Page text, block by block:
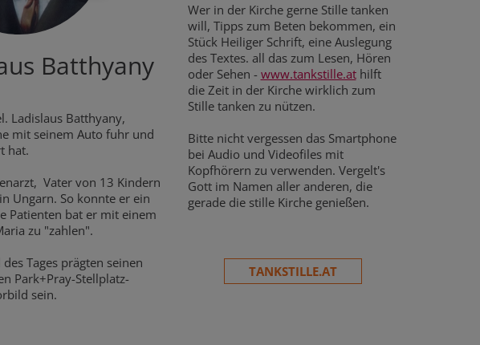
Batthyany
Ladislaus Batthyany,
mit seinem Auto fuhr und
hat.
Vater von 13 Kindern
Ungarn. So konnte er ein
Patienten bat er mit einem
zu "zahlen".
Tages prägten seinen
Park+Pray-Stellplatz-
sein.
Wer in der Kirche gerne Stille tanken
will, Tipps zum Beten bekommen, ein
Stück Heiliger Schrift, eine Auslegung
des Textes. all das zum Lesen, Hören
oder Sehen - www.tankstille.athilft
die Zeit in der Kirche wirklich zum
Stille tanken zu nützen.
Bitte nicht vergessen das Smartphone
bei Audio und Videofiles mit
Kopfhörern zu verwenden. Vergelt's
Gott im Namen aller anderen, die
gerade die stille Kirche genießen.
TANKSTILLE.AT